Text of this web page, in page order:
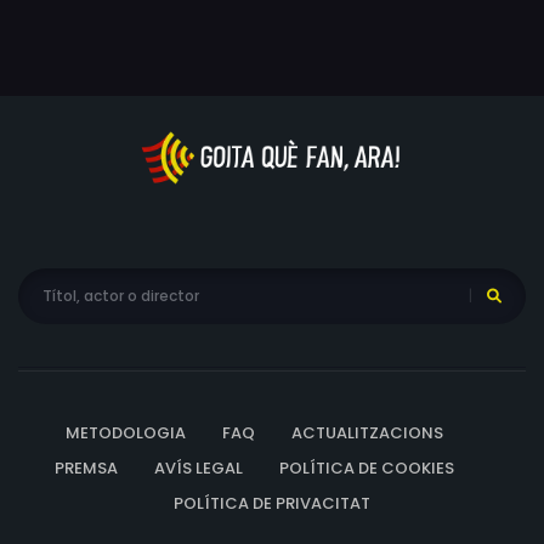
METODOLOGIA FAQ
ACTUALITZACIONS
PREMSA
AVÍS LEGAL
POLÍTICA DE COOKIES
POLÍTICA DE PRIVACITAT